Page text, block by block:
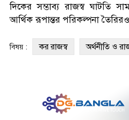
দিকের সম্ভাব্য রাজস্ব ঘাটতি
আর্থিক রূপান্তর পরিকল্পনা
বিষয় : কর রাজস্ব অর্থনীতি ও